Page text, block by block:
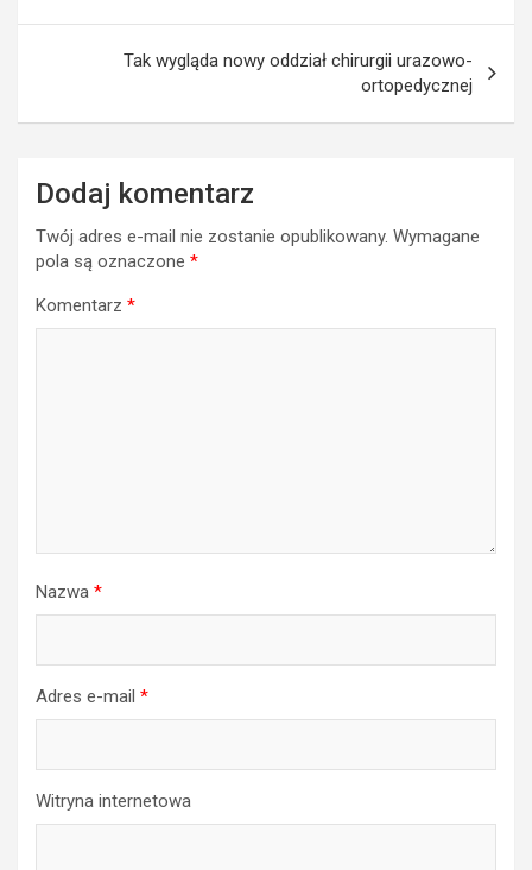
Tak wygląda nowy oddział chirurgii urazowo-
ortopedycznej
Dodaj komentarz
Twój adres e-mail nie zostanie opublikowany. Wymagane
pola są oznaczone *
Komentarz *
Nazwa *
Adres e-mail *
Witryna internetowa